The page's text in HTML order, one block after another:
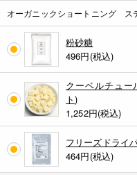
オーガニックショートニング ス
粉砂糖
496円(税込)
クーベルチュー
ト)
1,252円(税込)
フリーズドライ
464円(税込)